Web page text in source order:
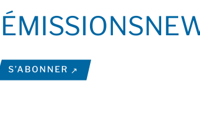
ÉMISSIONS
S’ABONNER